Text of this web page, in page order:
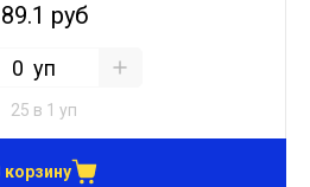
89.1 руб
уп
25 в 1 уп
корзину